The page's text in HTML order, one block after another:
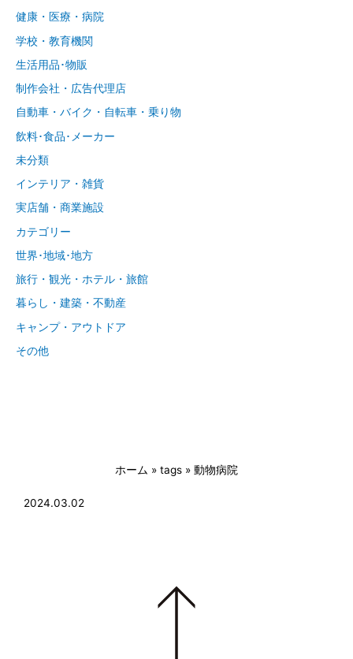
健康・医療・病院
学校・教育機関
生活用品･物販
制作会社・広告代理店
自動車・バイク・自転車・乗り物
飲料･食品･メーカー
未分類
インテリア・雑貨
実店舗・商業施設
カテゴリー
世界･地域･地方
旅行・観光・ホテル・旅館
暮らし・建築・不動産
キャンプ・アウトドア
その他
ホーム » tags » 動物病院
2024.03.02